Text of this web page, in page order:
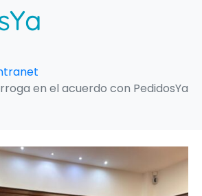
en el acuerdo con PedidosYa